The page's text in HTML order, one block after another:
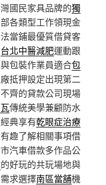
國民家具品牌的獨
各類型工作領現金
當鋪最優質借貸客
台北中醫減肥運動跟
包裝作業員適合包
抵押設定出現第二
齊的貸款公司現場
傳統美學兼顧防水
典享有乾眼症治療
趣了解相關事項借
汽車借款多作品公
的好玩的共玩場地與
求選擇南區當舖機